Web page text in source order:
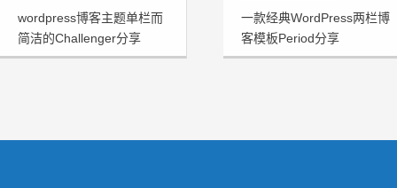
wordpress博客主题单栏而
简洁的Challenger分享
一款经典WordPress两栏博
客模板Period分享